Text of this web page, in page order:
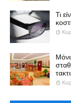
Τι